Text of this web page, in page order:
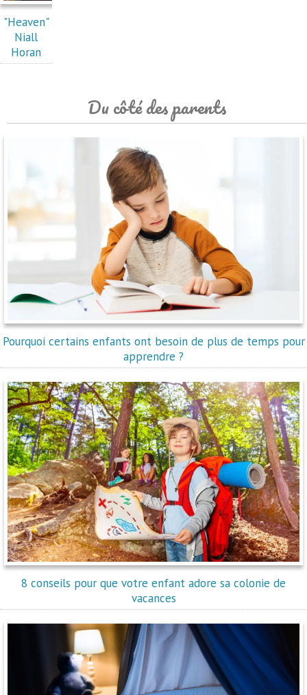
"Heaven"
Niall
Horan
Du côté des parents
Pourquoi certains enfants ont besoin de plus de temps pour
apprendre ?
8 conseils pour que votre enfant adore sa colonie de
vacances